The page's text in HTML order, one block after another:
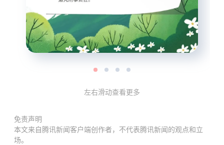
左右滑动查看更多
免责声明
本文来自腾讯新闻客户端创作者，不代表腾讯新闻的观点和立
场。